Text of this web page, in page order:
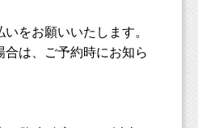
をお願いいたします。
合は、ご予約時にお知ら